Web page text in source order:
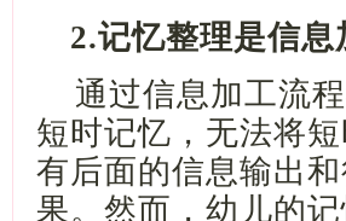
2.记忆整理是信
通过信息加工流
短时记忆，无法将
有后面的信息输出
果。然而，幼儿的